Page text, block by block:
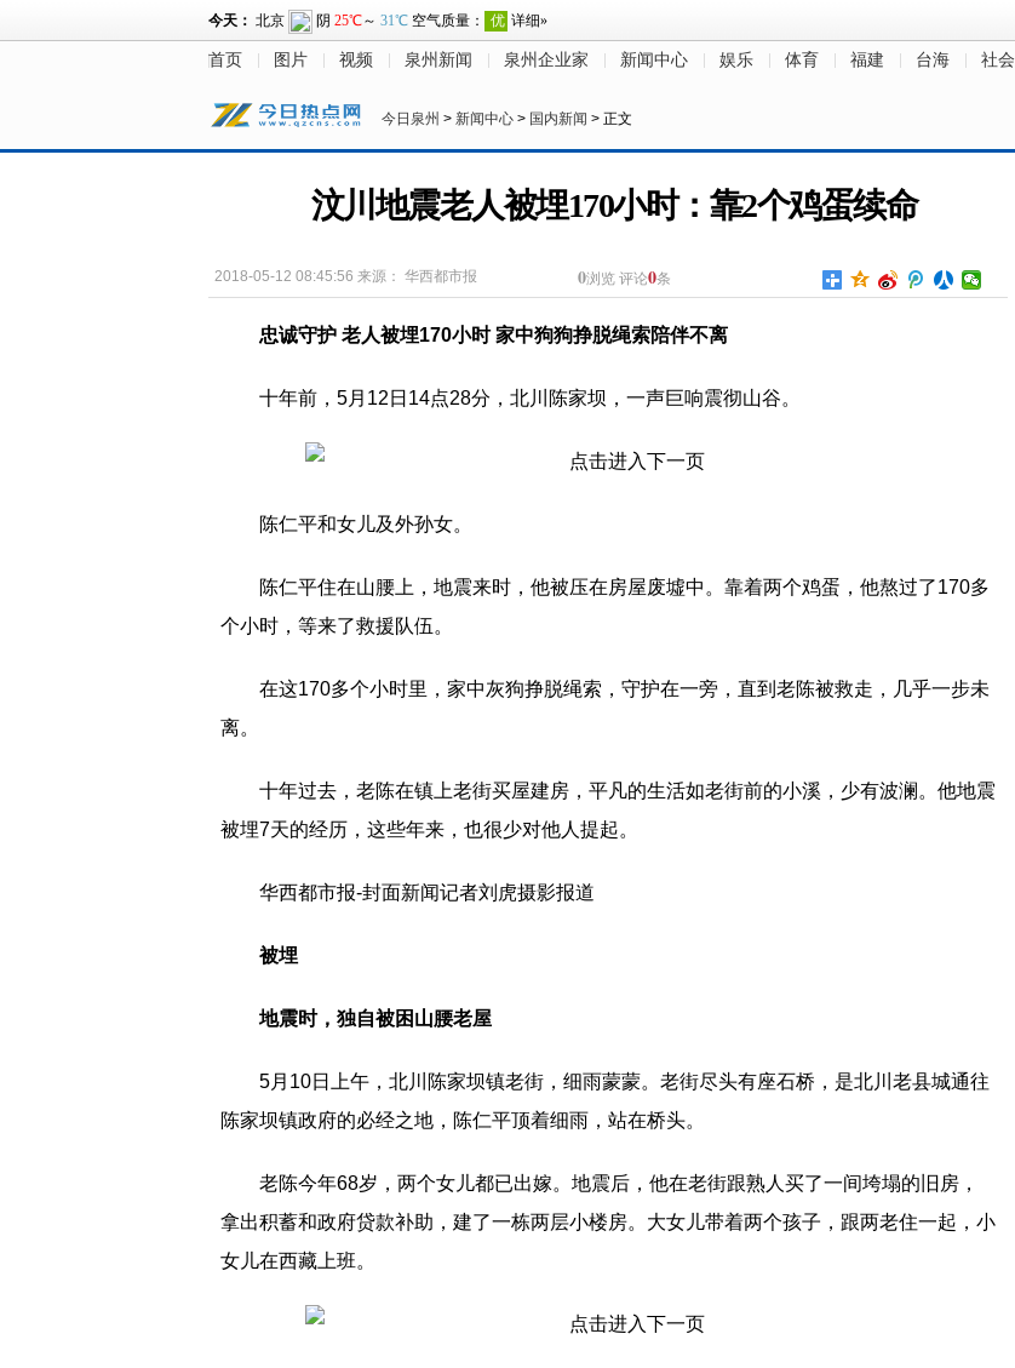
首页 图片 视频 泉州新闻 泉州企业家 新闻中心 娱乐 体育 福建 台海 社会
今日泉州 > 新闻中心 > 国内新闻 > 正文
汶川地震老人被埋170小时：靠2个鸡蛋续命
2018-05-12 08:45:56 来源： 华西都市报 0浏览 评论0条
忠诚守护 老人被埋170小时 家中狗狗挣脱绳索陪伴不离
十年前，5月12日14点28分，北川陈家坝，一声巨响震彻山谷。
陈仁平和女儿及外孙女。
陈仁平住在山腰上，地震来时，他被压在房屋废墟中。靠着两个鸡蛋，他熬过了170多
个小时，等来了救援队伍。
在这170多个小时里，家中灰狗挣脱绳索，守护在一旁，直到老陈被救走，几乎一步未
离。
十年过去，老陈在镇上老街买屋建房，平凡的生活如老街前的小溪，少有波澜。他地震
被埋7天的经历，这些年来，也很少对他人提起。
华西都市报-封面新闻记者刘虎摄影报道
被埋
地震时，独自被困山腰老屋
5月10日上午，北川陈家坝镇老街，细雨蒙蒙。老街尽头有座石桥，是北川老县城通往
陈家坝镇政府的必经之地，陈仁平顶着细雨，站在桥头。
老陈今年68岁，两个女儿都已出嫁。地震后，他在老街跟熟人买了一间垮塌的旧房，
拿出积蓄和政府贷款补助，建了一栋两层小楼房。大女儿带着两个孩子，跟两老住一起，小
女儿在西藏上班。